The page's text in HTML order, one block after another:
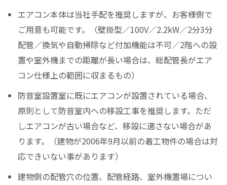
エアコン本体は当社手配を推奨しますが、お客様側で
ご用意も可能です。（壁掛型／100V／2.2kW／2分3分
配管／換気や自動掃除など付加機能は不可／2階への設
置や室外機までの距離が長い場合は、総配管長がエア
コン仕様上の範囲に収まるもの）
防音室設置室に既にエアコンが設置されている場合、
原則として防音室内への移設工事を推奨します。ただ
しエアコンが古い場合など、移設に適さない場合があ
ります。（建物が2006年9月以前の着工物件の場合は対
応できいない事があります）
建物側の配管穴の位置、配管経路、室外機置場につい